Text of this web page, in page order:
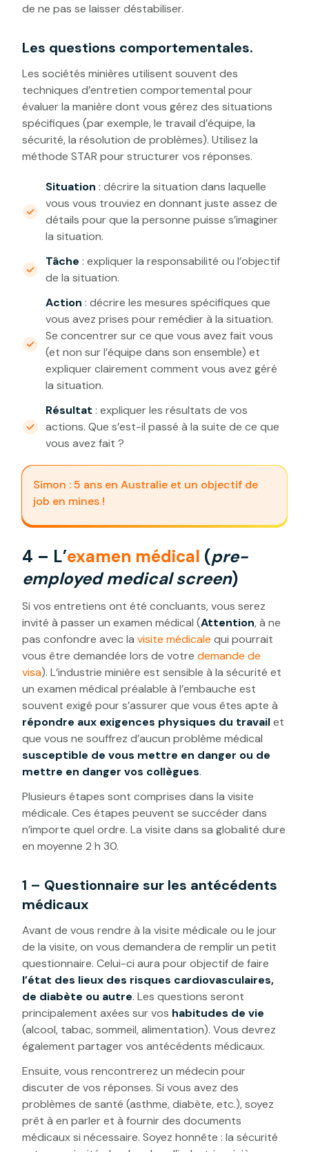
de ne pas se laisser déstabiliser.
Les questions comportementales.
Les sociétés minières utilisent souvent des
techniques d’entretien comportemental pour
évaluer la manière dont vous gérez des situations
spécifiques (par exemple, le travail d’équipe, la
sécurité, la résolution de problèmes). Utilisez la
méthode STAR pour structurer vos réponses.
Situation : décrire la situation dans laquelle
vous vous trouviez en donnant juste assez de
détails pour que la personne puisse s’imaginer
la situation.
Tâche : expliquer la responsabilité ou l’objectif
de la situation.
Action : décrire les mesures spécifiques que
vous avez prises pour remédier à la situation.
Se concentrer sur ce que vous avez fait vous
(et non sur l’équipe dans son ensemble) et
expliquer clairement comment vous avez géré
la situation.
Résultat : expliquer les résultats de vos
actions. Que s’est-il passé à la suite de ce que
vous avez fait ?
Simon : 5 ans en Australie et un objectif de
job en mines !
4 – L’examen médical (pre-
employed medical screen)
Si vos entretiens ont été concluants, vous serez
invité à passer un examen médical (Attention, à ne
pas confondre avec la visite médicale qui pourrait
vous être demandée lors de votre demande de
visa). L’industrie minière est sensible à la sécurité et
un examen médical préalable à l’embauche est
souvent exigé pour s’assurer que vous êtes apte à
répondre aux exigences physiques du travailet
que vous ne souffrez d’aucun problème médical
susceptible de vous mettre en danger ou de
mettre en danger vos collègues.
Plusieurs étapes sont comprises dans la visite
médicale. Ces étapes peuvent se succéder dans
n’importe quel ordre. La visite dans sa globalité dure
en moyenne 2 h 30.
1 – Questionnaire sur les antécédents
médicaux
Avant de vous rendre à la visite médicale ou le jour
de la visite, on vous demandera de remplir un petit
questionnaire. Celui-ci aura pour objectif de faire
l’état des lieux des risques cardiovasculaires,
de diabète ou autre. Les questions seront
principalement axées sur vos habitudes de vie
(alcool, tabac, sommeil, alimentation). Vous devrez
également partager vos antécédents médicaux.
Ensuite, vous rencontrerez un médecin pour
discuter de vos réponses. Si vous avez des
problèmes de santé (asthme, diabète, etc.), soyez
prêt à en parler et à fournir des documents
médicaux si nécessaire. Soyez honnête : la sécurité